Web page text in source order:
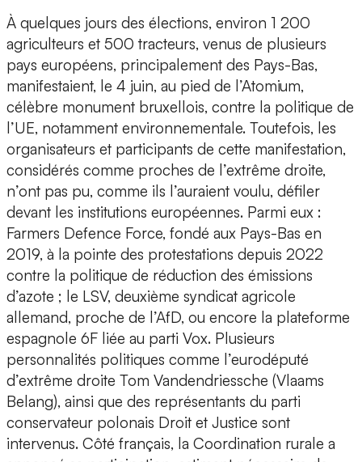
À quelques jours des élections, environ 1 200
agriculteurs et 500 tracteurs, venus de plusieurs
pays européens, principalement des Pays-Bas,
manifestaient, le 4 juin, au pied de l’Atomium,
célèbre monument bruxellois, contre la politique de
l’UE, notamment environnementale. Toutefois, les
organisateurs et participants de cette manifestation,
considérés comme proches de l’extrême droite,
n’ont pas pu, comme ils l’auraient voulu, défiler
devant les institutions européennes. Parmi eux :
Farmers Defence Force, fondé aux Pays-Bas en
2019, à la pointe des protestations depuis 2022
contre la politique de réduction des émissions
d’azote ; le LSV, deuxième syndicat agricole
allemand, proche de l’AfD, ou encore la plateforme
espagnole 6F liée au parti Vox. Plusieurs
personnalités politiques comme l’eurodéputé
d’extrême droite Tom Vandendriessche (Vlaams
Belang), ainsi que des représentants du parti
conservateur polonais Droit et Justice sont
intervenus. Côté français, la Coordination rurale a